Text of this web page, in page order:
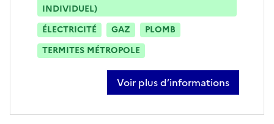
INDIVIDUEL)
ÉLECTRICITÉ
GAZ
PLOMB
TERMITES MÉTROPOLE
Voir plus d’informations
sur alain guilbault